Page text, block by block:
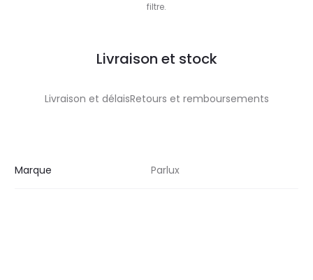
filtre.
Livraison et stock
Livraison et délaisRetours et remboursements
Marque Parlux